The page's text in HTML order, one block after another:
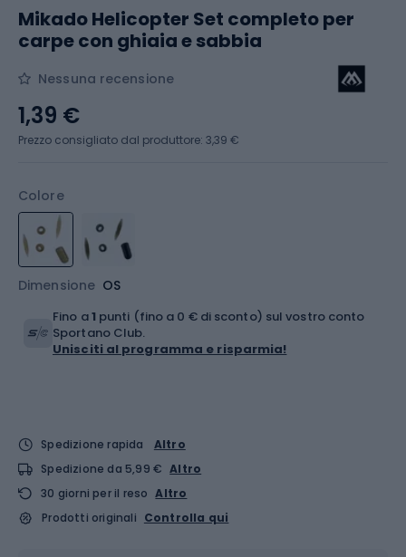
Mikado Helicopter Set completo per
carpe con ghiaia e sabbia
Nessuna recensione
Colore
Dimensione OS
1,39 €
Prezzo consigliato dal produttore: 3,39 €
Fino a1 punti (fino a 0 € di sconto) sul vostro conto
Sportano Club.
Unisciti al programma e risparmia!
Spedizione rapida
Altro
Spedizione da 5,99 € Altro
30 giorni per il reso Altro
Prodotti originali Controlla qui